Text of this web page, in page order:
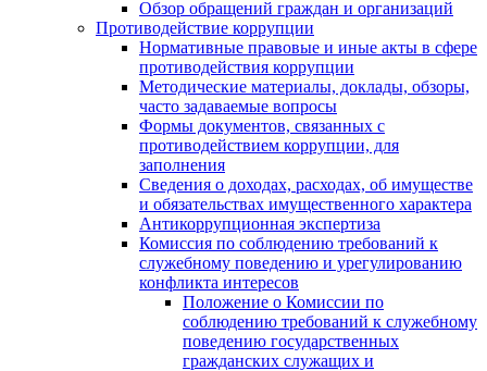
Обзор обращений граждан и организаций
Противодействие коррупции
Нормативные правовые и иные акты в сфере
противодействия коррупции
Методические материалы, доклады, обзоры,
часто задаваемые вопросы
Формы документов, связанных с
противодействием коррупции, для
заполнения
Сведения о доходах, расходах, об имуществе
и обязательствах имущественного характера
Антикоррупционная экспертиза
Комиссия по соблюдению требований к
служебному поведению и урегулированию
конфликта интересов
Положение о Комиссии по
соблюдению требований к служебному
поведению государственных
гражданских служащих и